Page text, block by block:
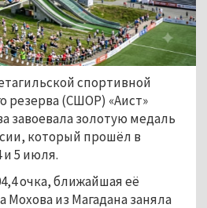
спортивной
резерва (СШОР) «Аист»
завоевала золотую медаль
который прошёл в
5 июля.
очка, ближайшая её
Мохова из Магадана заняла